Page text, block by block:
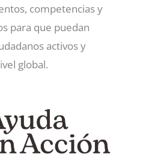
competencias y
para que puedan
activos y
global.